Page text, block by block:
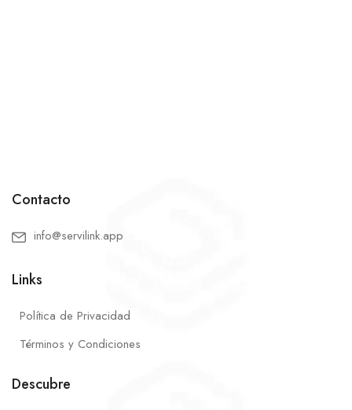
Contacto
info@servilink.app
Links
Política de Privacidad
Términos y Condiciones
Descubre